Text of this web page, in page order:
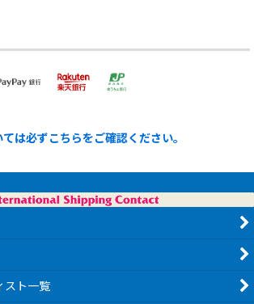
は必ずこちらをご確認ください。
スト一覧